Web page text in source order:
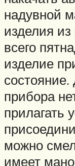
надувной
изделия
всего
изделие
прибора
прилагать
можно
имеет